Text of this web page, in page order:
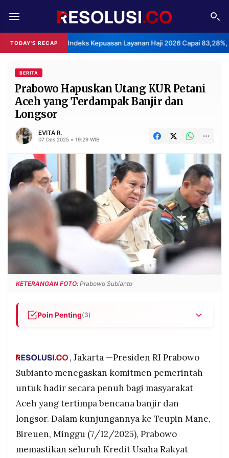
TODAY'S RECAPBPS: Indeks Kepuasan Layanan Haji 2026 Capai 83,28%,
REDAKSI TENTANG
RESOLUSI IKLAN
RUBRIKASI
EDITORIAL
FINANSIA PERSONA
DAERAH NASIONAL
MANCA
PRIVACY
POLICY
BERITA
WARGA
INFORMASI
PENGADUAN TERM
PT.
BERITA
Prabowo Hapuskan Utang KUR Petani
Aceh yang Terdampak Banjir dan
Longsor
EVITA R.
07 Des 2025 • 19:29 WIB
KETERANGAN FOTO: Prabowo Subianto
Poin Penting(3)
dianggap sebagai force majeure.
Perbaikan bendungan dan persawahan
lahan pertanian yang rusak.
Cadangan pangan pemerintah akan dikirim ke
Aceh untuk memastikan kebutuhan masyarakat
terpenuhi selama masa pemulihan.
, Jakarta —Presiden RI Prabowo
Subianto menegaskan komitmen pemerintah
untuk hadir secara penuh bagi masyarakat
Aceh yang tertimpa bencana banjir dan
longsor. Dalam kunjungannya ke Teupin Mane,
Bireuen, Minggu (7/12/2025), Prabowo
memastikan seluruh Kredit Usaha Rakyat